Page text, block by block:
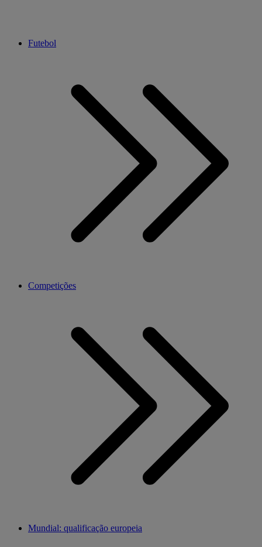
Futebol
Competições
Mundial: qualificação europeia